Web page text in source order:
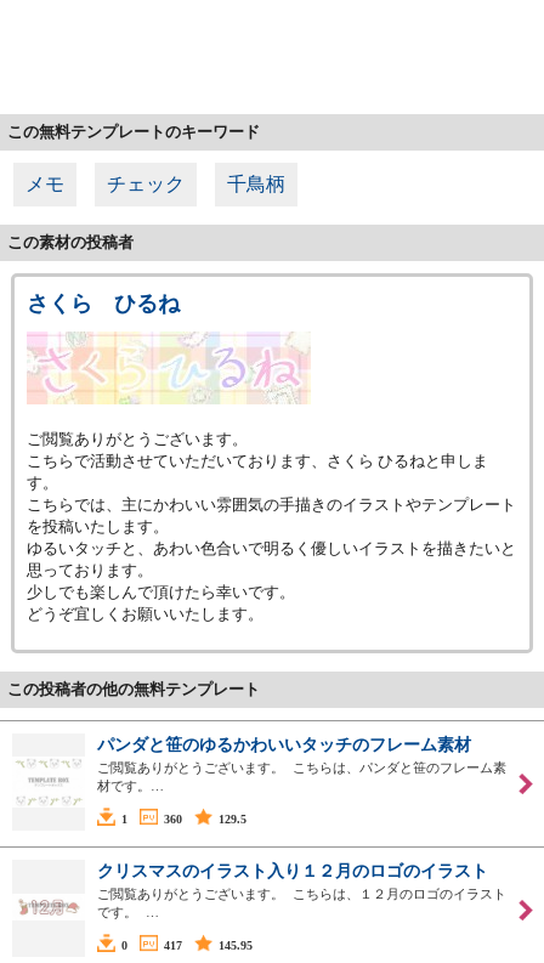
この無料テンプレートのキーワード
メモ チェック 千鳥柄
この素材の投稿者
さくら ひるね
ご閲覧ありがとうございます。
こちらで活動させていただいております、さくら ひるねと申しま
す。
こちらでは、主にかわいい雰囲気の手描きのイラストやテンプレート
を投稿いたします。
ゆるいタッチと、あわい色合いで明るく優しいイラストを描きたいと
思っております。
少しでも楽しんで頂けたら幸いです。
どうぞ宜しくお願いいたします。
この投稿者の他の無料テンプレート
パンダと笹のゆるかわいいタッチのフレーム素材
ご閲覧ありがとうございます。 こちらは、パンダと笹のフレーム素
材です。…
1 360 129.5
クリスマスのイラスト入り１２月のロゴのイラスト
ご閲覧ありがとうございます。 こちらは、１２月のロゴのイラスト
です。 …
0 417 145.95